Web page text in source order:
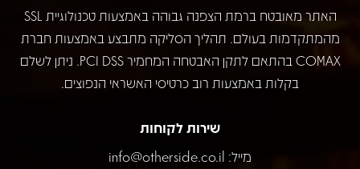
האתר מאובטח ברמת הצפנה גבוהה באמצעות טכנולוגיית SSL
מהמתקדמות בעולם. תהליך הסליקה מתבצע באמצעות חברת
COMAX בהתאם לתקן האבטחה המחמיר PCI DSS. ניתן לשלם
בקלות באמצעות רוב כרטיסי האשראי הנפוצים.
שירות לקוחות
מייל: info@otherside.co.il